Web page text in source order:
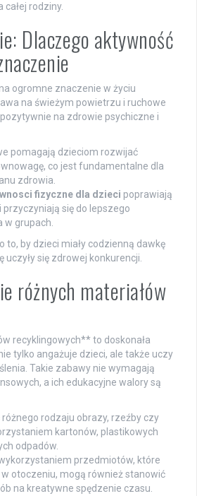
rodziny.
Dlaczego aktywność
ogromne znaczenie w życiu
na świeżym powietrzu i ruchowe
na zdrowie psychiczne i
pomagają dzieciom rozwijać
co jest fundamentalne dla
zdrowia.
fizyczne dla dzieci poprawiają
się do lepszego
grupach.
to, by dzieci miały codzienną dawkę
uczyły się zdrowej konkurencji.
różnych materiałów
recyklingowych** to doskonała
tylko angażuje dzieci, ale także uczy
Takie zabawy nie wymagają
a ich edukacyjne walory są
rodzaju obrazy, rzeźby czy
kartonów, plastikowych
odpadów.
przedmiotów, które
otoczeniu, mogą również stanowić
na kreatywne spędzenie czasu.